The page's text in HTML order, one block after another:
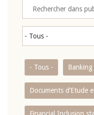
- Tous -
Documents d’Etude